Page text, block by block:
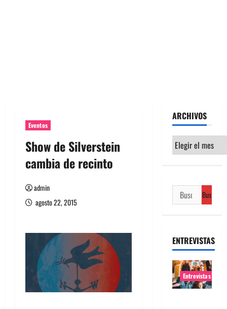
Eventos
Show de Silverstein
cambia de recinto
admin
agosto 22, 2015
ARCHIVOS
Archivos
Buscar:
ENTREVISTAS
Entrevistas